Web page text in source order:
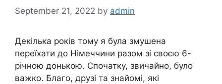
September 21, 2022 by admin
Декілька років тому я була змушена
переїхати до Німеччини разом зі своєю 6-
річною донькою. Спочатку, звичайно, було
важко. Благо, друзі та знайомі, які